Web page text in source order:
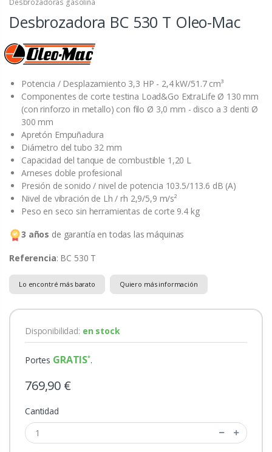
Desbrozadora BC 530 T Oleo-Mac
Potencia / Desplazamiento 3,3 HP - 2,4 kW/51.7 cm³
Componentes de corte testina Load&Go ExtraLife Ø 130 mm
(con rinforzo in metallo) con filo Ø 3,0 mm - disco a 3 denti Ø
300 mm
Apretón Empuñadura
Diámetro del tubo 32 mm
Capacidad del tanque de combustible 1,20 L
Arneses doble profesional
Presión de sonido / nivel de potencia 103.5/113.6 dB (A)
Nivel de vibración de Lh / rh 2,9/5,9 m/s²
Peso en seco sin herramientas de corte 9.4 kg
3 años de garantía en todas las máquinas
Referencia: BC 530 T
Lo encontré más barato Quiero más información
Disponibilidad: en stock
Portes GRATIS .
769,90 €
Cantidad